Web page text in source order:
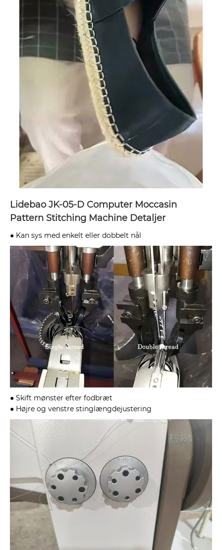
Lidebao JK-05-D Computer Moccasin
Pattern Stitching Machine Detaljer
● Kan sys med enkelt eller dobbelt nål
● Skift mønster efter fodbræt
● Højre og venstre stinglængdejustering